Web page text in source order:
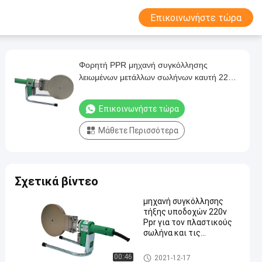
Επικοινωνήστε τώρα
Φορητή PPR μηχανή συγκόλλησης
λειωμένων μετάλλων σωλήνων καυτή 220V
Επικοινωνήστε τώρα
Μάθετε Περισσότερα
Σχετικά βίντεο
00:46
μηχανή συγκόλλησης
τήξης υποδοχών 220v
Ppr για τον πλαστικούς
σωλήνα και τις
Μηχανή συγκόλλησης τήξης
2021-12-17